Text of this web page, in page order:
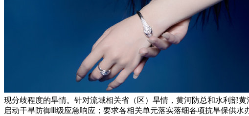
现分歧程度的旱情。针对流域相关省（区）旱情，黄河防总和水利部
启动干旱防御Ⅲ级应急响应；要求各相关单元落实落细各项抗旱保供